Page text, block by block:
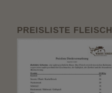
PREISLISTE FLEISCH